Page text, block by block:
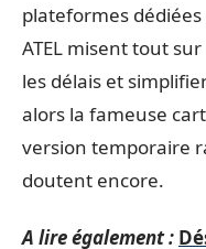
plateformes
ATEL misent tout
les délais et
alors la fameuse
version temporaire
doutent encore.
A lire également :